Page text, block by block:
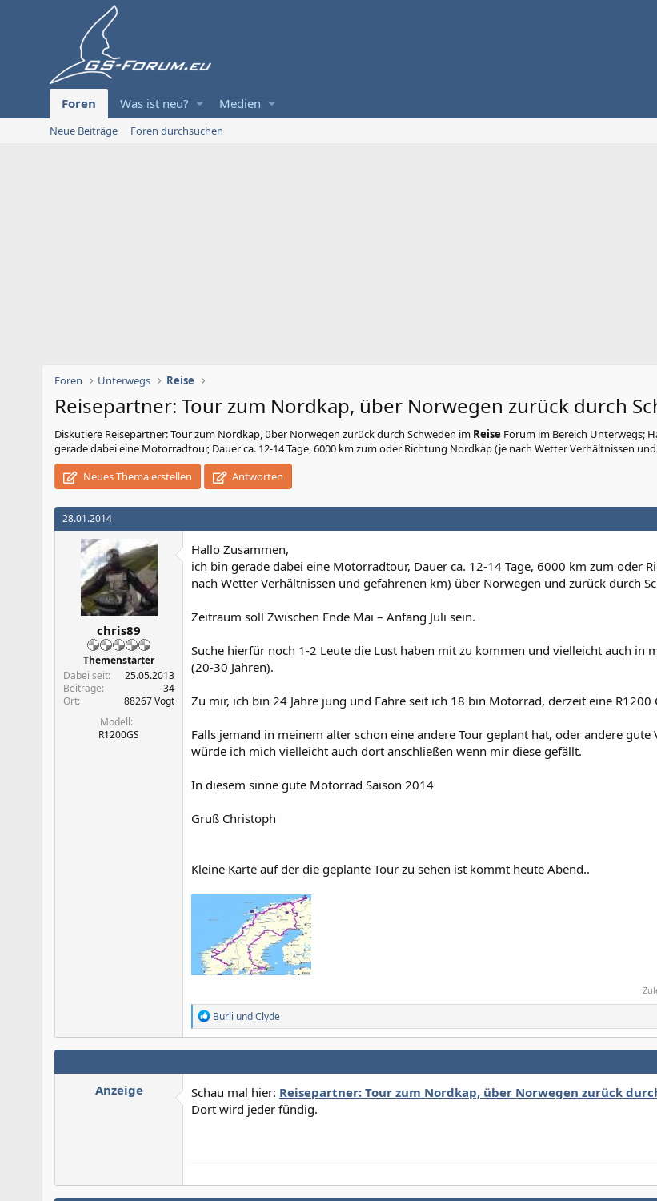
Foren Was ist neu? Medien
Neue Beiträge Foren durchsuchen
Foren Unterwegs Reise
Reisepartner: Tour zum Nordkap, über Norwegen zurück durch
Diskutiere Reisepartner: Tour zum Nordkap, über Norwegen zurück durch Schweden im Reise Forum im Bereich Unterwegs;
gerade dabei eine Motorradtour, Dauer ca. 12-14 Tage, 6000 km zum oder Richtung Nordkap (je nach Wetter Verhältnissen
Neues Thema erstellen
Antworten
28.01.2014
chris89
Themenstarter
Dabei seit
25.05.2013
Beiträge
34
Ort
88267 Vogt
Modell
R1200GS
Hallo Zusammen,
ich bin gerade dabei eine Motorradtour, Dauer ca. 12-14 Tage, 6000 km zum oder
nach Wetter Verhältnissen und gefahrenen km) über Norwegen und zurück durch
Zeitraum soll Zwischen Ende Mai – Anfang Juli sein.
Suche hierfür noch 1-2 Leute die Lust haben mit zu kommen und vielleicht auch in
(20-30 Jahren).
Zu mir, ich bin 24 Jahre jung und Fahre seit ich 18 bin Motorrad, derzeit eine R1200
Falls jemand in meinem alter schon eine andere Tour geplant hat, oder andere gute
würde ich mich vielleicht auch dort anschließen wenn mir diese gefällt.
In diesem sinne gute Motorrad Saison 2014
Gruß Christoph
Kleine Karte auf der die geplante Tour zu sehen ist kommt heute Abend..
R
e
a
k
o
n
e
Burli undClyde
Anzeige Schau mal hier: Reisepartner: Tour zum Nordkap, über Norwegen zurück
Dort wird jeder fündig.